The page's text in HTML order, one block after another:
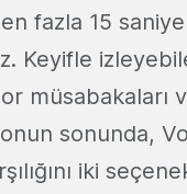
fazla 15
Keyifle
müsabakaları
sonunda,
iki